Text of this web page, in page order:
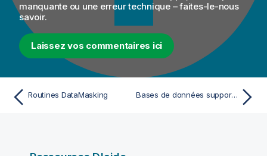
manquante ou une erreur technique – faites-le-nous
savoir.
Laissez vos commentaires ici
Routines DataMasking Bases de données supportées ou systèmes métier supportés pour les composants Talend